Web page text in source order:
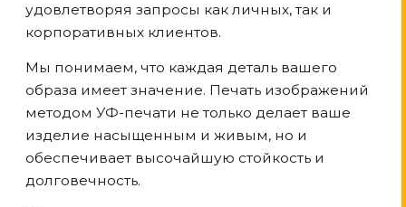
удовлетворяя запросы как личных, так и
корпоративных клиентов.
Мы понимаем, что каждая деталь вашего
образа имеет значение. Печать изображений
методом УФ-печати не только делает ваше
изделие насыщенным и живым, но и
обеспечивает высочайшую стойкость и
долговечность.